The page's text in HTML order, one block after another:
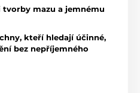
tvorby mazu a jemnému
kteří hledají účinné,
bez nepříjemného